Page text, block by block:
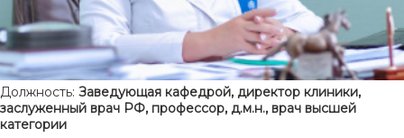
Должность: Заведующая кафедрой, директор клиники,
заслуженный врач РФ, профессор, д.м.н., врач высшей
категории